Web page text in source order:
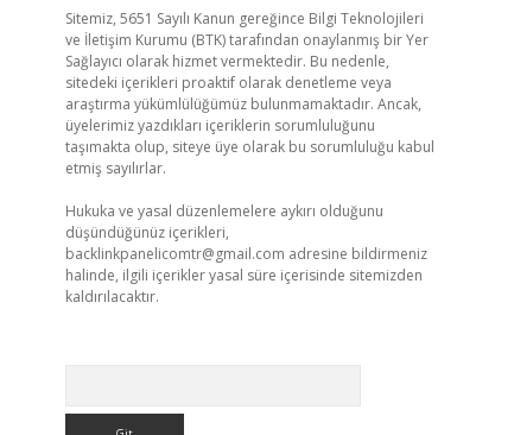
Sitemiz, 5651 Sayılı Kanun gereğince Bilgi Teknolojileri
ve İletişim Kurumu (BTK) tarafından onaylanmış bir Yer
Sağlayıcı olarak hizmet vermektedir. Bu nedenle,
sitedeki içerikleri proaktif olarak denetleme veya
araştırma yükümlülüğümüz bulunmamaktadır. Ancak,
üyelerimiz yazdıkları içeriklerin sorumluluğunu
taşımakta olup, siteye üye olarak bu sorumluluğu kabul
etmiş sayılırlar.
Hukuka ve yasal düzenlemelere aykırı olduğunu
düşündüğünüz içerikleri,
backlinkpanelicomtr@gmail.com adresine bildirmeniz
halinde, ilgili içerikler yasal süre içerisinde sitemizden
kaldırılacaktır.